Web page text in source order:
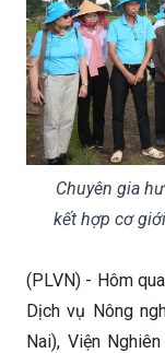
Chuyên gia
kết hợp cơ
(PLVN) - Hôm
Dịch vụ Nông
Nai), Viện